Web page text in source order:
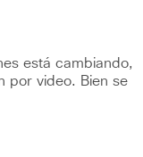
está cambiando,
por video. Bien se